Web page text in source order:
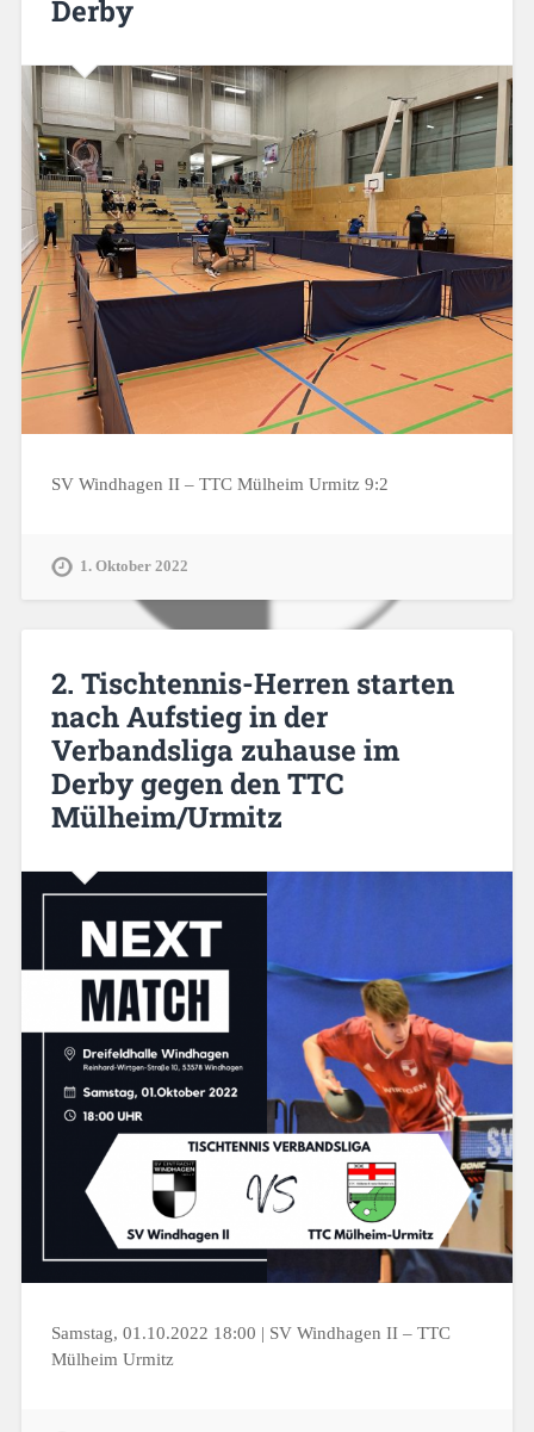
Derby
SV Windhagen II – TTC Mülheim Urmitz 9:2
1. Oktober 2022
2. Tischtennis-Herren starten
nach Aufstieg in der
Verbandsliga zuhause im
Derby gegen den TTC
Mülheim/Urmitz
Samstag, 01.10.2022 18:00 | SV Windhagen II – TTC
Mülheim Urmitz